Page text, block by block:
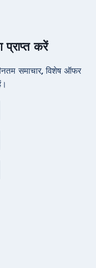
करें
समाचार, विशेष ऑफर